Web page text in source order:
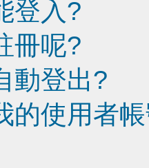
登入?
冊呢?
動登出?
的使用者